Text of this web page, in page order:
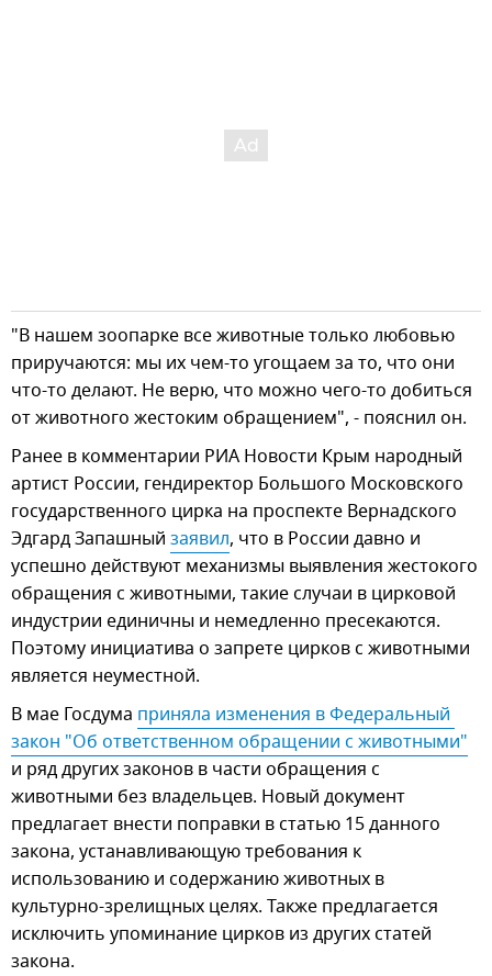
"В нашем зоопарке все животные только любовью
приручаются: мы их чем-то угощаем за то, что они
что-то делают. Не верю, что можно чего-то добиться
от животного жестоким обращением", - пояснил он.
Ранее в комментарии РИА Новости Крым народный
артист России, гендиректор Большого Московского
государственного цирка на проспекте Вернадского
Эдгард Запашный заявил, что в России давно и
успешно действуют механизмы выявления жестокого
обращения с животными, такие случаи в цирковой
индустрии единичны и немедленно пресекаются.
Поэтому инициатива о запрете цирков с животными
является неуместной.
В мае Госдума приняла изменения в Федеральный
закон "Об ответственном обращении с животными"
и ряд других законов в части обращения с
животными без владельцев. Новый документ
предлагает внести поправки в статью 15 данного
закона, устанавливающую требования к
использованию и содержанию животных в
культурно-зрелищных целях. Также предлагается
исключить упоминание цирков из других статей
закона.